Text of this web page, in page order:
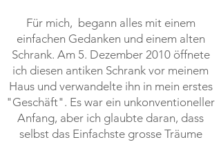
Für mich, begann alles mit einem
einfachen Gedanken und einem alten
Schrank. Am 5. Dezember 2010 öffnete
ich diesen antiken Schrank vor meinem
Haus und verwandelte ihn in mein erstes
"Geschäft". Es war ein unkonventioneller
Anfang, aber ich glaubte daran, dass
selbst das Einfachste grosse Träume